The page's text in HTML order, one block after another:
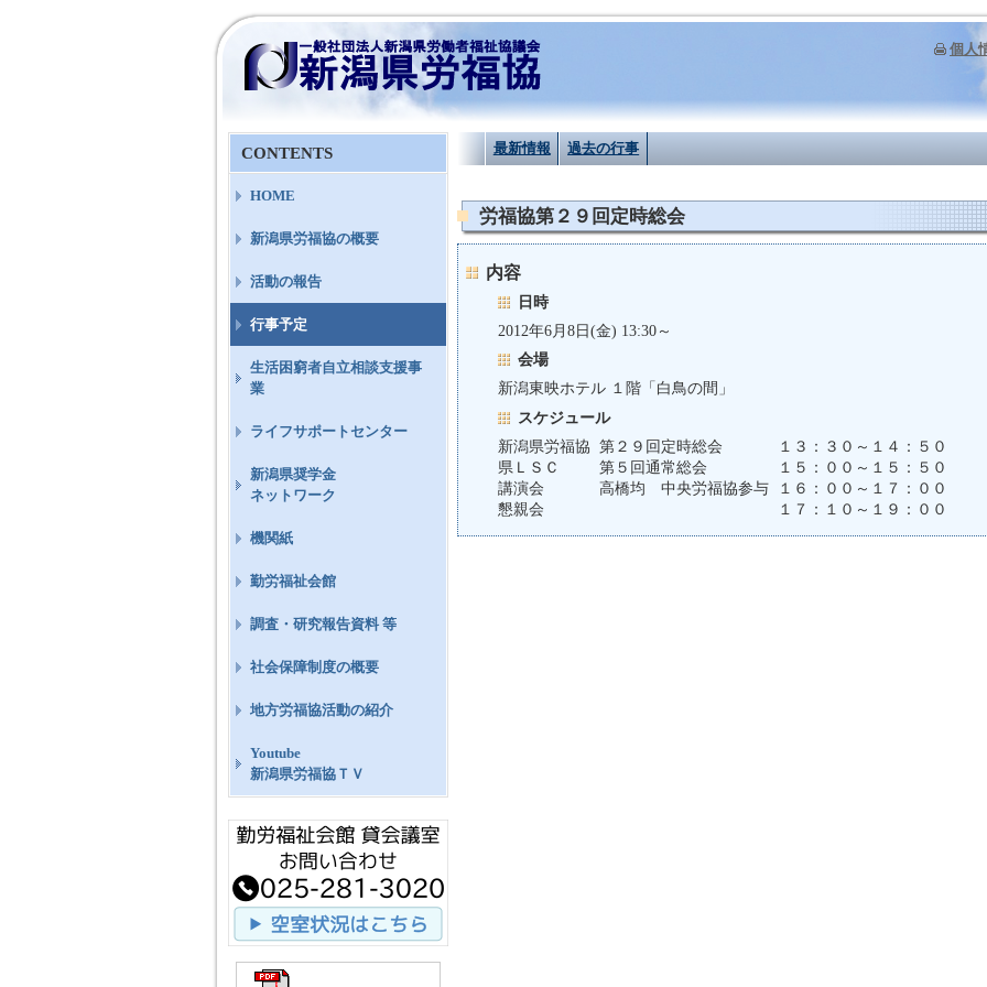
個人
最新情報 過去の行事
労福協第２９回定時総会
内容
日時
2012年6月8日(金) 13:30～
会場
新潟東映ホテル １階「白鳥の間」
スケジュール
新潟県労福協 第２９回定時総会
１３：３０～１４：５０
県ＬＳＣ
第５回通常総会
１５：００～１５：５０
講演会
高橋均 中央労福協参与
１６：００～１７：００
懇親会
１７：１０～１９：００
CONTENTS
HOME
新潟県労福協の概要
活動の報告
行事予定
生活困窮者自立相談支援事
業
ライフサポートセンター
新潟県奨学金
ネットワーク
機関紙
勤労福祉会館
調査・研究報告資料 等
社会保障制度の概要
地方労福協活動の紹介
Youtube
新潟県労福協ＴＶ